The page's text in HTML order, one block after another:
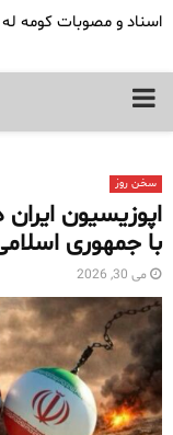
اسناد و مصوبات کومه
PRIMARY
سخن روز
اپوزیسیون
با جمهوری
می 30, 2026